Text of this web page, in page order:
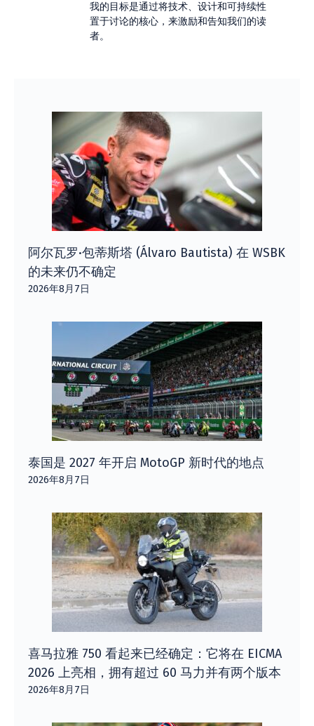
我的目标是通过将技术、设计和可持续性
置于讨论的核心，来激励和告知我们的读
者。
阿尔瓦罗·包蒂斯塔 (Álvaro Bautista) 在 WSBK
的未来仍不确定
2026年8月7日
泰国是 2027 年开启 MotoGP 新时代的地点
2026年8月7日
喜马拉雅 750 看起来已经确定：它将在 EICMA
2026 上亮相，拥有超过 60 马力并有两个版本
2026年8月7日